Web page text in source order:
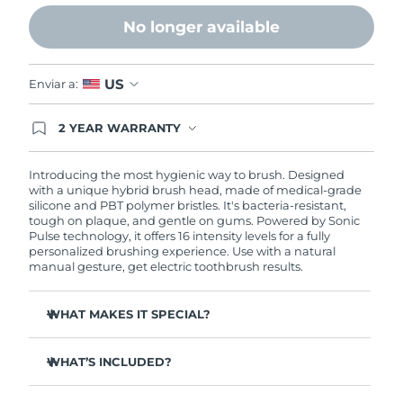
No longer available
Enviar a: US
2 YEAR WARRANTY
issues within 2-year of purchase, FOREO will
replace your product free of charge.
Introducing the most hygienic way to brush. Designed
with a unique hybrid brush head, made of medical-grade
silicone and PBT polymer bristles. It's bacteria-resistant,
tough on plaque, and gentle on gums. Powered by Sonic
Pulse technology, it offers 16 intensity levels for a fully
personalized brushing experience. Use with a natural
manual gesture, get electric toothbrush results.
WHAT MAKES IT SPECIAL?
toothbrushes.
Clinically proven to improve overall oral hygiene by
WHAT’S INCLUDED?
For healthy hair
18% PAP
Hombres
Comprar todo
FOREO APP
ACERCA DE
Israel Entrega prevista 8/15/26
Italia Entrega prevista8/11/26
Japón Entrega prevista8/14/26
Jersey Entrega prevista8/16/26
Kazajistán Entrega prevista8/13/26
Kuwait Entrega prevista
Letonia Entrega prevista
Líbano
Lituania